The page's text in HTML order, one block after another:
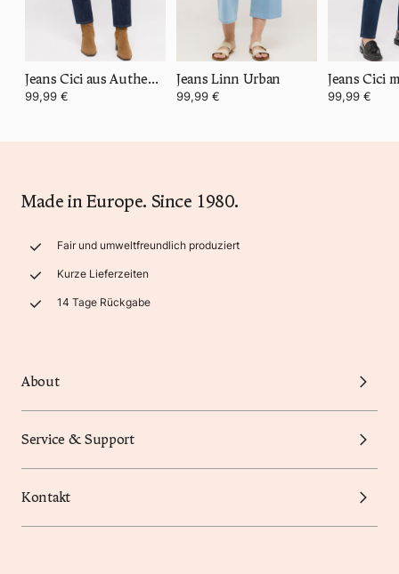
Jeans Cici aus Authentic Denim
99,99 €
Jeans Linn Urban
99,99 € 99,99 €
Made in Europe. Since 1980.
Fair und umweltfreundlich produziert
Kurze Lieferzeiten
14 Tage Rückgabe
About
Service & Support
Kontakt